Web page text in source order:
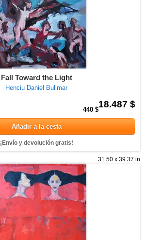
Fall Toward the Light
Henciu Daniel Bulimar
18.487 $
440 $
Añadir a la cesta
¡Envío y devolución gratis!
31.50 x 39.37 in